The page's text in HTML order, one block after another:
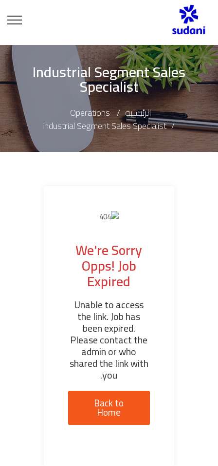
Industrial Segment Sales
Specialist
الرئيسية
Operations
Industrial Segment Sales Specialist
We're Sorry
Opps! Job
Expired
Unable to access
the link. Job has
been expired.
Please contact the
admin or who
shared the link with
you.
Back to
Home